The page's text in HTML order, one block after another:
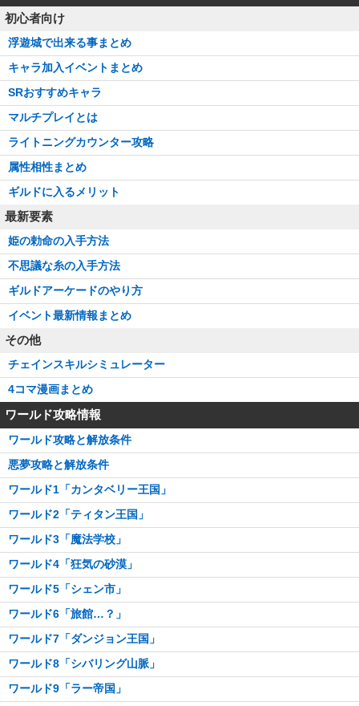
初心者向け
浮遊城で出来る事まとめ
キャラ加入イベントまとめ
SRおすすめキャラ
マルチプレイとは
ライトニングカウンター攻略
属性相性まとめ
ギルドに入るメリット
最新要素
姫の勅命の入手方法
不思議な糸の入手方法
ギルドアーケードのやり方
イベント最新情報まとめ
その他
チェインスキルシミュレーター
4コマ漫画まとめ
ワールド攻略情報
ワールド攻略と解放条件
悪夢攻略と解放条件
ワールド1「カンタベリー王国」
ワールド2「ティタン王国」
ワールド3「魔法学校」
ワールド4「狂気の砂漠」
ワールド5「シェン市」
ワールド6「旅館…？」
ワールド7「ダンジョン王国」
ワールド8「シバリング山脈」
ワールド9「ラー帝国」